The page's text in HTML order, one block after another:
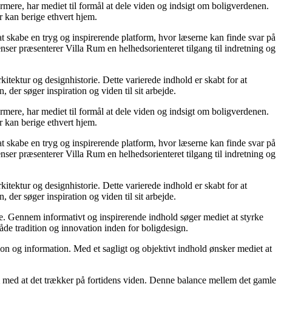
har mediet til formål at dele viden og indsigt om boligverdenen.
kan berige ethvert hjem.
en tryg og inspirerende platform, hvor læserne kan finde svar på
præsenterer Villa Rum en helhedsorienteret tilgang til indretning og
og designhistorie. Dette varierede indhold er skabt for at
der søger inspiration og viden til sit arbejde.
har mediet til formål at dele viden og indsigt om boligverdenen.
kan berige ethvert hjem.
en tryg og inspirerende platform, hvor læserne kan finde svar på
præsenterer Villa Rum en helhedsorienteret tilgang til indretning og
og designhistorie. Dette varierede indhold er skabt for at
der søger inspiration og viden til sit arbejde.
informativt og inspirerende indhold søger mediet at styrke
tradition og innovation inden for boligdesign.
og information. Med et sagligt og objektivt indhold ønsker mediet at
at det trækker på fortidens viden. Denne balance mellem det gamle